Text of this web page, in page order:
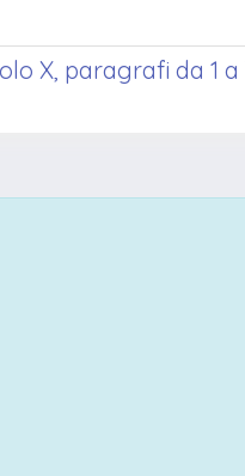
X, paragrafi da 1 a